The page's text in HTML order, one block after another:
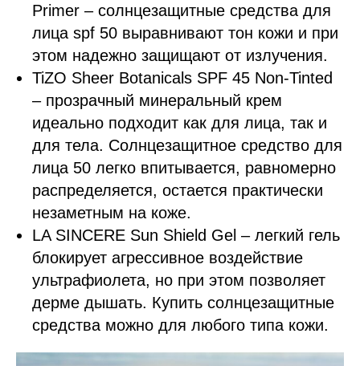
Primer – солнцезащитные средства для
лица spf 50 выравнивают тон кожи и при
этом надежно защищают от излучения.
TiZO Sheer Botanicals SPF 45 Non-Tinted
– прозрачный минеральный крем
идеально подходит как для лица, так и
для тела. Солнцезащитное средство для
лица 50 легко впитывается, равномерно
распределяется, остается практически
незаметным на коже.
LA SINCERE Sun Shield Gel – легкий гель
блокирует агрессивное воздействие
ультрафиолета, но при этом позволяет
дерме дышать. Купить солнцезащитные
средства можно для любого типа кожи.